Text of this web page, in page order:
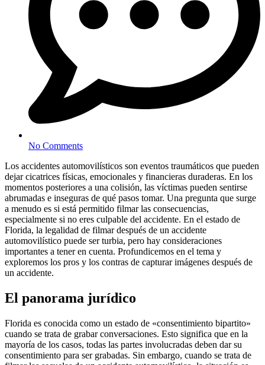
No Comments
Los accidentes automovilísticos son eventos traumáticos que pueden
dejar cicatrices físicas, emocionales y financieras duraderas. En los
momentos posteriores a una colisión, las víctimas pueden sentirse
abrumadas e inseguras de qué pasos tomar. Una pregunta que surge
a menudo es si está permitido filmar las consecuencias,
especialmente si no eres culpable del accidente. En el estado de
Florida, la legalidad de filmar después de un accidente
automovilístico puede ser turbia, pero hay consideraciones
importantes a tener en cuenta. Profundicemos en el tema y
exploremos los pros y los contras de capturar imágenes después de
un accidente.
El panorama jurídico
Florida es conocida como un estado de «consentimiento bipartito»
cuando se trata de grabar conversaciones. Esto significa que en la
mayoría de los casos, todas las partes involucradas deben dar su
consentimiento para ser grabadas. Sin embargo, cuando se trata de